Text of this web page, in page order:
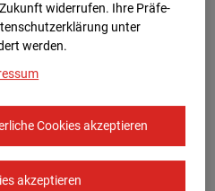
07:15
widerrufen. Ihre Prä­fe­
unter
werden.
Cookies akzeptieren
akzeptieren